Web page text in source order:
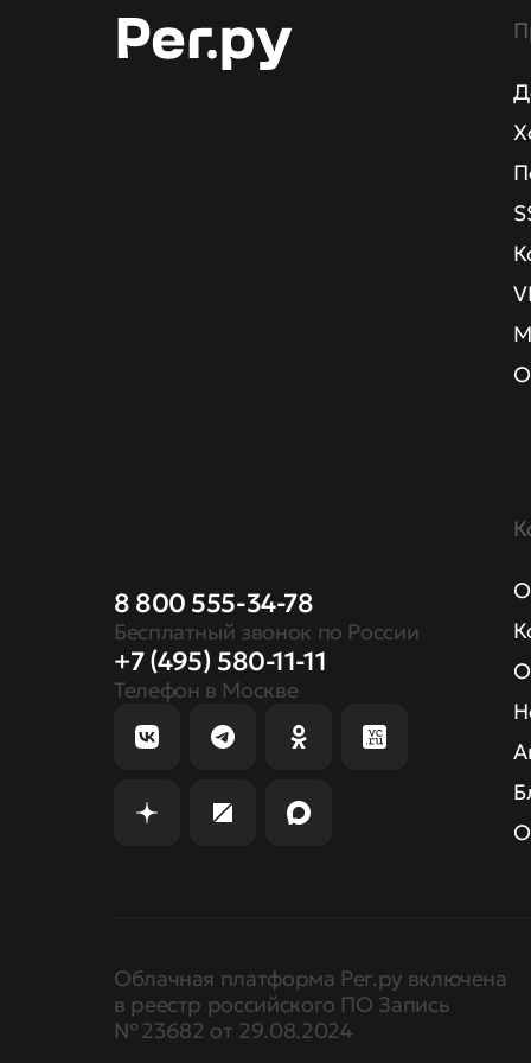
8 800 555-34-78
Бесплатный звонок по России
+7 (495) 580-11-11
Телефон в Москве
Облачная платформа Рег.ру включена
в реестр российского ПО Запись
№ 23682 от 29.08.2024